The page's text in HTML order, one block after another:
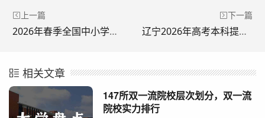
上一篇
2026年春季全国中小学消防安全公开课直播观看方式入口
下一篇
辽宁2026年高考本科提前批批次及志愿设置调整
相关文章
147所双一流院校层次划分，双一流
院校实力排行